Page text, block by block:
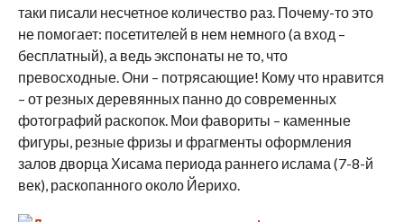
таки писали несчетное количество раз. Почему-то это
не помогает: посетителей в нем немного (а вход –
бесплатный), а ведь экспонаты не то, что
превосходные. Они – потрясающие! Кому что нравится
– от резных деревянных панно до современных
фотографий раскопок. Мои фавориты – каменные
фигуры, резные фризы и фрагменты оформления
залов дворца Хисама периода раннего ислама (7-8-й
век), раскопанного около Йерихо.